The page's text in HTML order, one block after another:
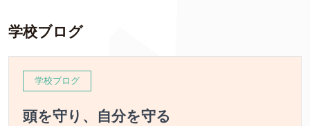
学校ブログ
学校ブログ
頭を守り、自分を守る